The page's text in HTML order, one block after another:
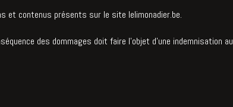
et contenus présents sur le site lelimonadier.be.
des dommages doit faire l'objet d'une indemnisation au